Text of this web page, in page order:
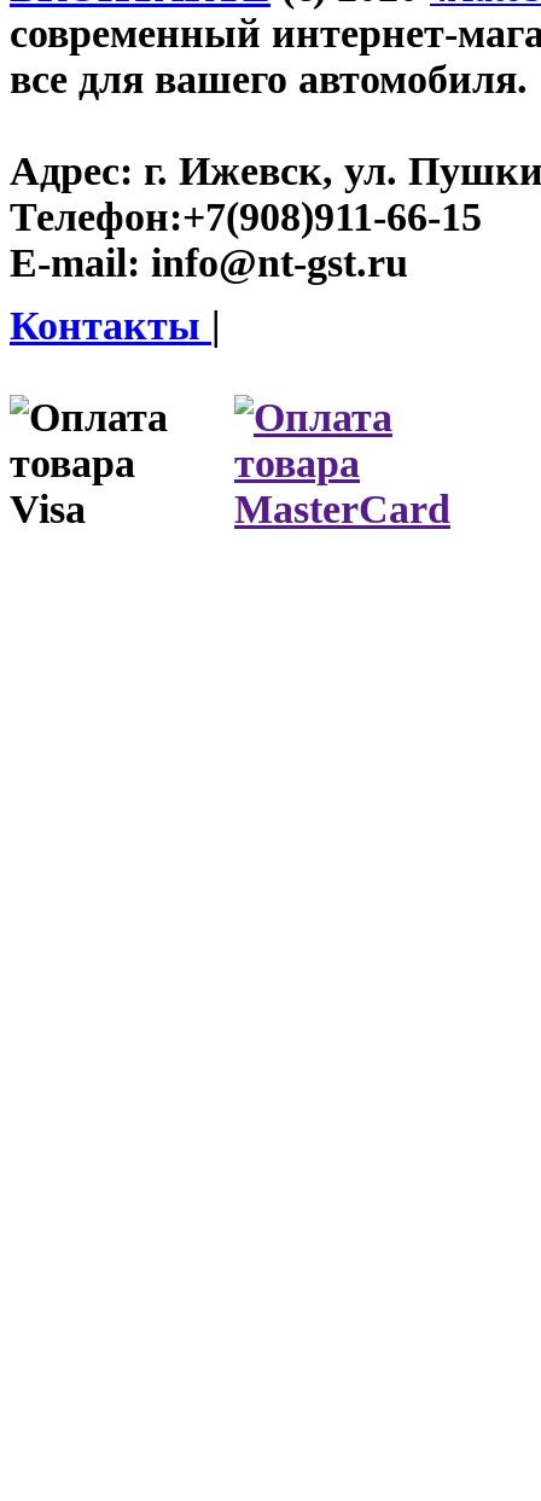
современный интернет-
все для вашего автомобиля.
Адрес: г. Ижевск, ул.
Телефон:+7(908)911-66-15
E-mail: info@nt-gst.ru
Контакты |